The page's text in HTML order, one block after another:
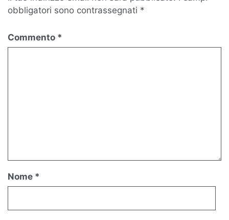
obbligatori sono contrassegnati *
Commento *
Nome *